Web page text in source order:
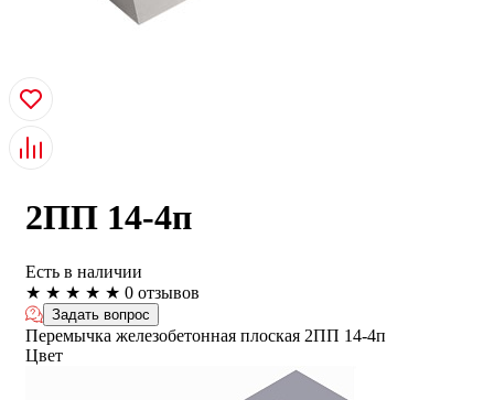
2ПП 14-4п
Есть в наличии
★ ★ ★ ★ ★ 0 отзывов
Задать вопрос
Перемычка железобетонная плоская 2ПП 14-4п
Цвет